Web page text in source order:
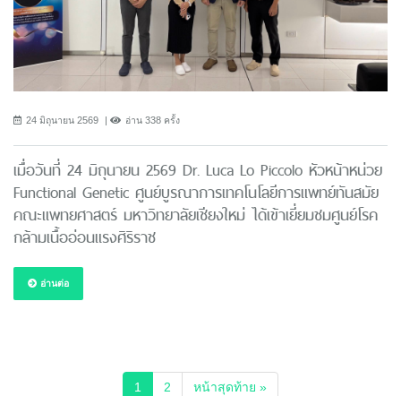
24 มิถุนายน 2569 อ่าน 338 ครั้ง
เมื่อวันที่ 24 มิถุนายน 2569 Dr. Luca Lo Piccolo หัวหน้าหน่วย
Functional Genetic ศูนย์บูรณาการเทคโนโลยีการแพทย์ทันสมัย
คณะแพทยศาสตร์ มหาวิทยาลัยเชียงใหม่ ได้เข้าเยี่ยมชมศูนย์โรค
กล้ามเนื้ออ่อนแรงศิริราช
อ่านต่อ
1 (current)
2 หน้าสุดท้าย »